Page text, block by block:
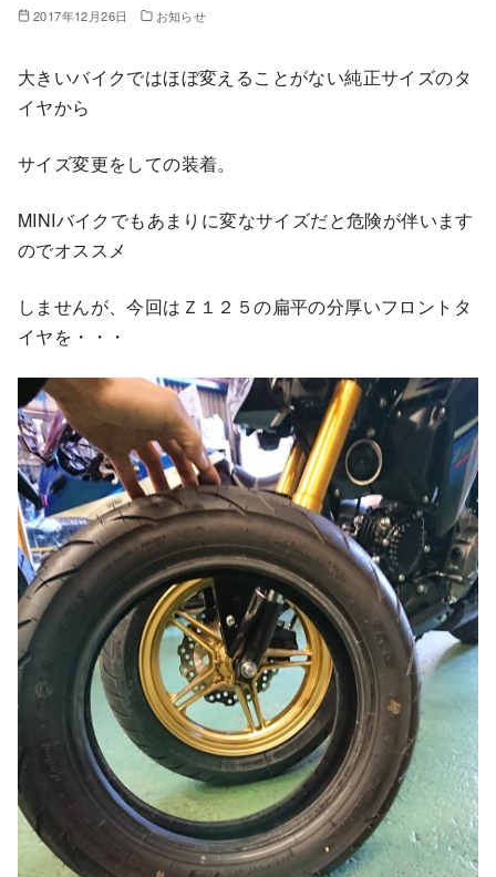
2017年12月26日 お知らせ
大きいバイクではほぼ変えることがない純正サイズのタ
イヤから
サイズ変更をしての装着。
MINIバイクでもあまりに変なサイズだと危険が伴います
のでオススメ
しませんが、今回はＺ１２５の扁平の分厚いフロントタ
イヤを・・・